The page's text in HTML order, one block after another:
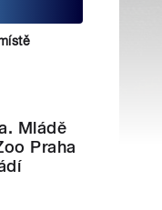
Mládě
Praha